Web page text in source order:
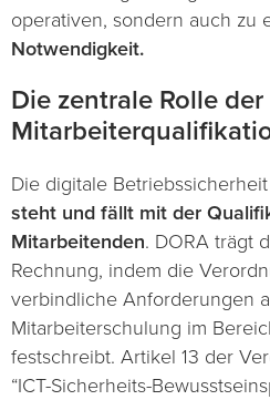
operativen, sondern auch zu
Notwendigkeit.
Die zentrale Rolle der
Die digitale
steht und fällt mit der
Mitarbeitenden. DORA trägt
Rechnung, indem die
verbindliche Anforderungen
Mitarbeiterschulung im
festschreibt. Artikel 13 der
“ICT-Sicherheits-